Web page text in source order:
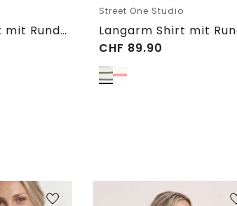
Langarm Shirt mit Rundhals im Loose Fit
Street One Studio
CHF 89.90